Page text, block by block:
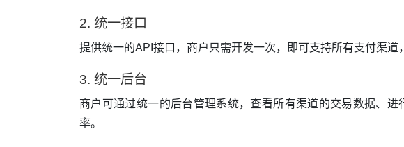
2. 统一接口
提供统一的API接口，商户只需开发一次，即可支持所有支付渠道
3. 统一后台
商户可通过统一的后台管理系统，查看所有渠道的交易数据、
率。